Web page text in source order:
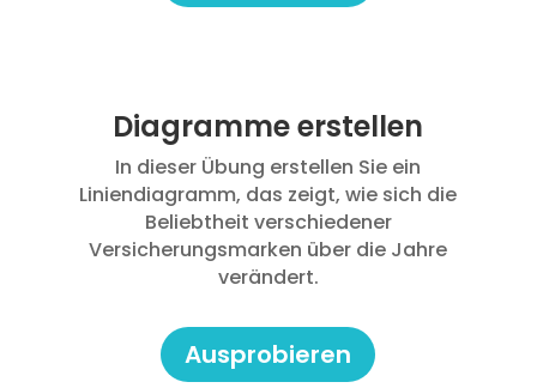
Diagramme erstellen
In dieser Übung erstellen Sie ein
Liniendiagramm, das zeigt, wie sich die
Beliebtheit verschiedener
Versicherungsmarken über die Jahre
verändert.
Ausprobieren